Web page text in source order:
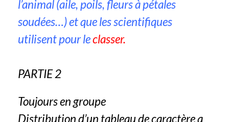
l’animal (aile, poils, fleurs à pétales
soudées…) et que les scientifiques
utilisent pour leclasser.
PARTIE 2
Toujours en groupe
Distribution d’un tableau de caractère a